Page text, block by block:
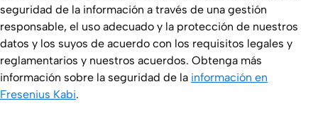
seguridad de la información a través de una gestión
responsable, el uso adecuado y la protección de nuestros
datos y los suyos de acuerdo con los requisitos legales y
reglamentarios y nuestros acuerdos. Obtenga más
información sobre la seguridad de la información en
Fresenius Kabi.